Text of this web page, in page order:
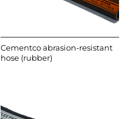
Cementco abrasion-resistant
hose (rubber)